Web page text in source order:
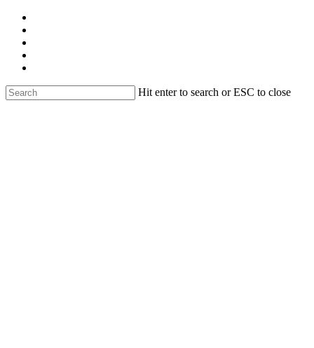
Skip
main
content
Hit enter to search or ESC to close